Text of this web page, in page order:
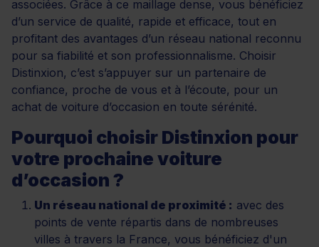
associées. Grâce à ce maillage dense, vous bénéficiez
d’un service de qualité, rapide et efficace, tout en
profitant des avantages d’un réseau national reconnu
pour sa fiabilité et son professionnalisme. Choisir
Distinxion, c’est s’appuyer sur un partenaire de
confiance, proche de vous et à l’écoute, pour un
achat de voiture d’occasion en toute sérénité.
Pourquoi choisir Distinxion pour
votre prochaine voiture
d’occasion ?
Un réseau national de proximité : avec des
points de vente répartis dans de nombreuses
villes à travers la France, vous bénéficiez d'un